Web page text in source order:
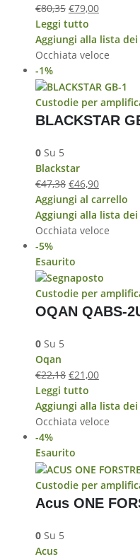
€80,35 €79,00
Leggi tutto
Aggiungi alla lista
Occhiata veloce
-1%
Custodie per
BLACKSTAR
0Su 5
Blackstar
€47,38 €46,90
Aggiungi al carrello
Aggiungi alla lista
Occhiata veloce
-5%
Esaurito
Custodie per
OQAN QABS-
0Su 5
Oqan
€22,18 €21,00
Leggi tutto
Aggiungi alla lista
Occhiata veloce
-4%
Esaurito
Custodie per
Acus ONE
0Su 5
Acus